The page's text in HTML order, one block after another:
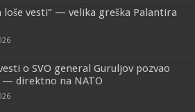
loše vesti“ — velika greška Palantira
o SVO general Guruljov pozvao
— direktno na NATO